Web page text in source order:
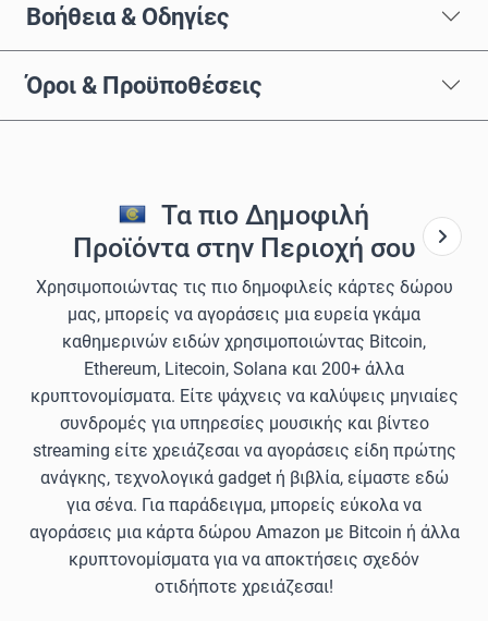
Βοήθεια & Οδηγίες
Όροι & Προϋποθέσεις
Τα πιο Δημοφιλή
Προϊόντα στην Περιοχή σου
Χρησιμοποιώντας τις πιο δημοφιλείς κάρτες δώρου
μας, μπορείς να αγοράσεις μια ευρεία γκάμα
καθημερινών ειδών χρησιμοποιώντας Bitcoin,
Ethereum, Litecoin, Solana και 200+ άλλα
κρυπτονομίσματα. Είτε ψάχνεις να καλύψεις μηνιαίες
συνδρομές για υπηρεσίες μουσικής και βίντεο
streaming είτε χρειάζεσαι να αγοράσεις είδη πρώτης
ανάγκης, τεχνολογικά gadget ή βιβλία, είμαστε εδώ
για σένα. Για παράδειγμα, μπορείς εύκολα να
αγοράσεις μια κάρτα δώρου Amazon με Bitcoin ή άλλα
κρυπτονομίσματα για να αποκτήσεις σχεδόν
οτιδήποτε χρειάζεσαι!